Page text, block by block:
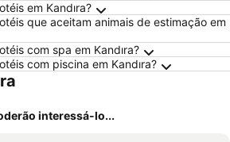
em Kandıra?
que aceitam animais de estimação em
com spa em Kandıra?
com piscina em Kandıra?
interessá-lo...